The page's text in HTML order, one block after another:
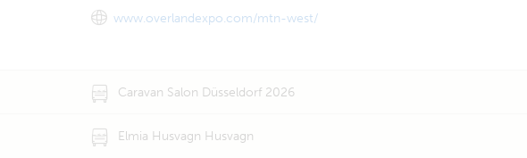
www.overlandexpo.com/mtn-west/
Caravan Salon Düsseldorf 2026
Elmia Husvagn Husvagn